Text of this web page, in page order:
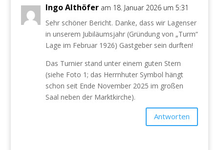
Ingo Althöfer am 18. Januar 2026 um 5:31
Sehr schöner Bericht. Danke, dass wir Lagenser
in unserem Jubiläumsjahr (Gründung von „Turm“
Lage im Februar 1926) Gastgeber sein durften!
Das Turnier stand unter einem guten Stern
(siehe Foto 1; das Herrnhuter Symbol hängt
schon seit Ende November 2025 im großen
Saal neben der Marktkirche).
Antworten